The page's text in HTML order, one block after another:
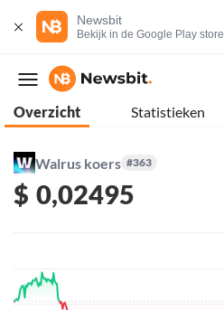
Newsbit
Bekijk in de Google Play store
Overzicht Statistieken
Walrus koers #363
$ 0,02495